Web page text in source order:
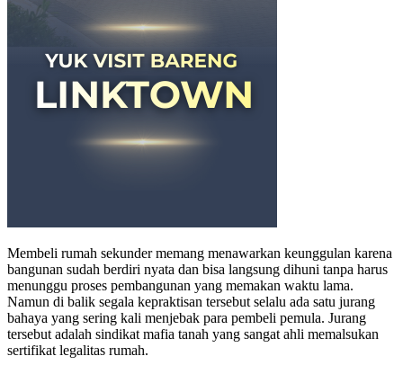
Membeli rumah sekunder memang menawarkan keunggulan karena
bangunan sudah berdiri nyata dan bisa langsung dihuni tanpa harus
menunggu proses pembangunan yang memakan waktu lama.
Namun di balik segala kepraktisan tersebut selalu ada satu jurang
bahaya yang sering kali menjebak para pembeli pemula. Jurang
tersebut adalah sindikat mafia tanah yang sangat ahli memalsukan
sertifikat legalitas rumah.